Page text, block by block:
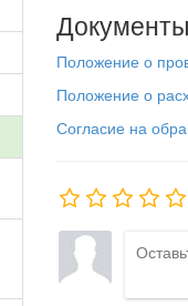
Документы
Положение о
Положение о
Согласие на